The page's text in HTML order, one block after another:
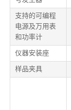
支持的可编程
电源及万用表
和功率计
仪器安装座
样品夹具